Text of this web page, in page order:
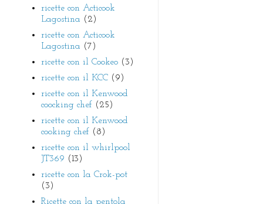
ricette con Acticook
Lagostina (2)
ricette con Acticook
Lagostina (7)
ricette con il Cookeo (3)
ricette con il KCC (9)
ricette con il Kenwood
coocking chef (25)
ricette con il Kenwood
cooking chef (8)
ricette con il whirlpool
JT369 (13)
ricette con la Crok-pot
(3)
Ricette con la pentola